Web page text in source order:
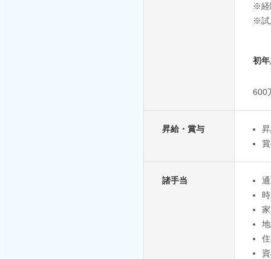
※経
※試
初
600
昇給・賞与
諸手当